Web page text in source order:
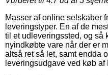
Masser af online selskaber
leveringstyper. En af de
til et udleveringssted, og så
nyindkøbte vare når der er
altså ret så let, samt endda
leveringsudgave ved køb af